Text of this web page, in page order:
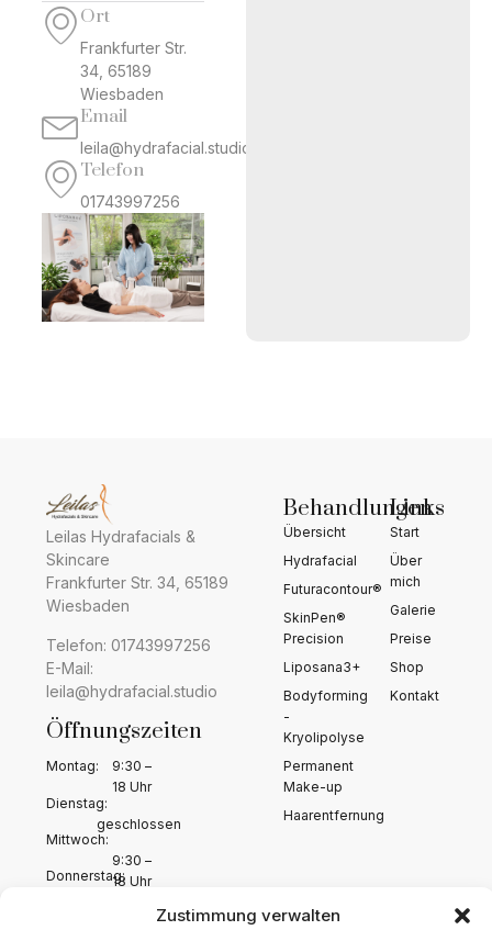
Zustimmung verwalten
Ort
Frankfurter Str.
34, 65189
Wiesbaden
Email
leila@hydrafacial.studio
Telefon
01743997256
Leilas Hydrafacials &
Skincare
Frankfurter Str. 34, 65189
Wiesbaden
Telefon: 01743997256
E-Mail:
leila@hydrafacial.studio
Öffnungszeiten
Montag:
Dienstag:
Mittwoch:
Donnerstag:
9:30 –
18 Uhr
geschlossen
9:30 –
18 Uhr
Behandlungen
Übersicht
Hydrafacial
Futuracontour®
SkinPen®
Precision
Liposana3+
Bodyforming
-
Kryolipolyse
Permanent
Make-up
Haarentfernung
Links
Start
Über
mich
Galerie
Preise
Shop
Kontakt